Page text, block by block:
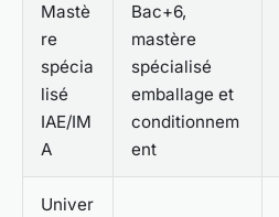
Mastè
re
spécia
lisé
IAE/IM
A
Bac+6,
mastère
spécialisé
emballage et
conditionnem
ent
Univer